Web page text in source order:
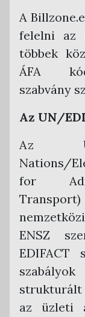
részére
Novitax
A
felelni az
többek
ÁFA
szabvány
Az UN/
Az
Nations/
for
ENSZ
EDIFACT
strukturált
az üzleti